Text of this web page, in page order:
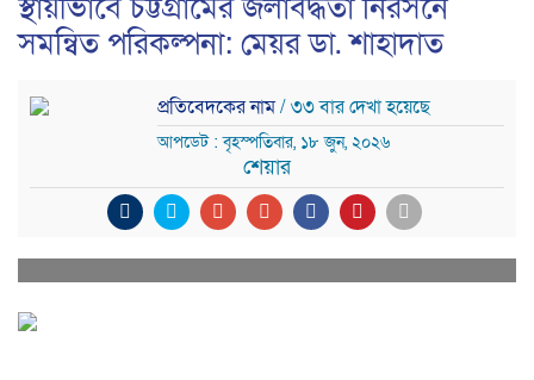
স্থায়ীভাবে চট্টগ্রামের জলাবদ্ধতা নিরসনে
সমন্বিত পরিকল্পনা: মেয়র ডা. শাহাদাত
প্রতিবেদকের নাম/ ৩৩ বার দেখা হয়েছে
আপডেট : বৃহস্পতিবার, ১৮ জুন, ২০২৬
শেয়ার